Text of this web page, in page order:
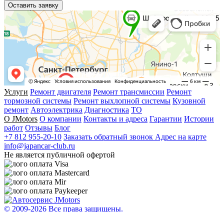
Оставить заявку
Услуги Ремонт двигателя Ремонт трансмиссии Ремонт
тормозной системы Ремонт выхлопной системы Кузовной
ремонт Автоэлектрика Диагностика ТО
О JMotors О компании Контакты и адреса Гарантии Истории
работ Отзывы Блог
+7 812 955-20-10 Заказать обратный звонок Адрес на карте
info@japancar-club.ru
Не является публичной офертой
© 2009-2026 Все права защищены.